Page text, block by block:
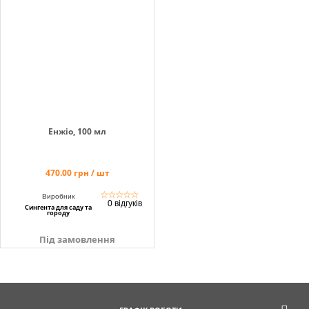
Енжіо, 100 мл
470.00 грн / шт
Виробник
Сингента для саду та
городу
☆☆☆☆☆
0 відгуків
Під замовлення